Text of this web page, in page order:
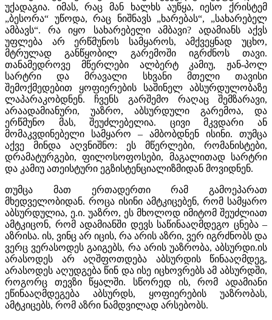
უქადაგია. იმას, რაც მან ხალხს აუწყა, იესო ქრისტემ
„ბესორა“ უწოდა, რაც ნიშნავს „ხარებას“, „სახარებელ
ამბავს“. რა იყო სახარებელი ამბავი? ადამიანს აქვს
უფლება არ ერწმუნოს სამყაროს, ამქვეყნად უცხო,
მტრულად განწყობილ გარემოში იგრძნოს თავი.
თანამედროვე მწერლები ალბერტ კამიუ, ჟან-პოლ
სარტრი და მრავალი სხვანი მთელი თავისი
შემოქმედებით ყოფიერების საშინელ აბსურდულობაზე
ლაპარაკობდნენ. ჩვენს გარშემო რაღაც შემზარავი,
არაადამიანური, უაზრო, აბსურდული გარემოა, და
ერწმუნო მას, შეუძლებელია. ცივი მკვდარი ან
მომაკვდინებელი სამყარო – ამბობდნენ ისინი. თუმცა
აქვე მინდა აღვნიშნო: ეს მწერლები, რომანისტები,
დრამატურგები, ფილოსოფოსები, მაგალითად სარტრი
და კამიუ ათეისტური ეგზისტენციალიზმიდან მოვიდნენ.
თუმცა მათ ერთადერთი რამ გამოეპარათ
მხედველობიდან. როცა ისინი ამტკიცებენ, რომ სამყარო
აბსურდულია, ე.ი. უაზრო, ეს მხოლოდ იმიტომ შეუძლიათ
ამტკიცონ, რომ ადამიანში დევს საწინააღმდეგო ცნება –
აზრისა. ის, ვინც არ იცის, რა არის აზრი, ვერ იგრძნობს და
ვერც ვერასოდეს გაიგებს, რა არის უაზრობა, აბსურდი.ის
არასოდეს არ აღშფოთდება აბსურდის წინააღმდეგ,
არასოდეს აღუდგება წინ და ისე იცხოვრებს ამ აბსურდში,
როგორც თევზი წყალში. სწორედ ის, რომ ადამიანი
ეწინააღმდეგება აბსურდს, ყოფიერების უაზრობას,
ამტკიცებს, რომ აზრი ნამდვილად არსებობს.